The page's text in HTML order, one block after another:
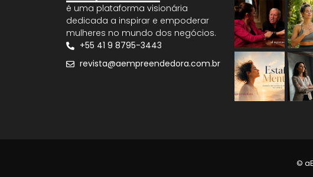
é uma plataforma visionária
dedicada a inspirar e empoderar
mulheres no mundo dos negócios.
+55 41 9 8795-3443
revista@aempreendedora.com.br
©